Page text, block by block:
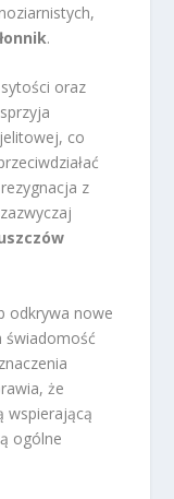
.
oraz
co
z
odkrywa nowe
świadomość
że
wspierającą
ogólne